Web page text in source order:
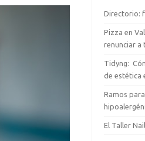
Directorio:
Pizza en
renunciar a
Tidyng:
de estética
Ramos
El Taller